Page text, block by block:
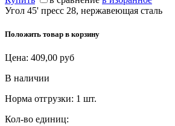
Угол 45' пресс 28, нержавеющая сталь
Положить товар в корзину
Цена: 409,00 руб
В наличии
Норма отгрузки: 1 шт.
Кол-во единиц: